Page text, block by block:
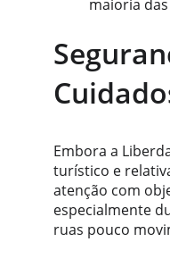
maioria
Embora a
turístico e
atenção com
especialmente
ruas pouco